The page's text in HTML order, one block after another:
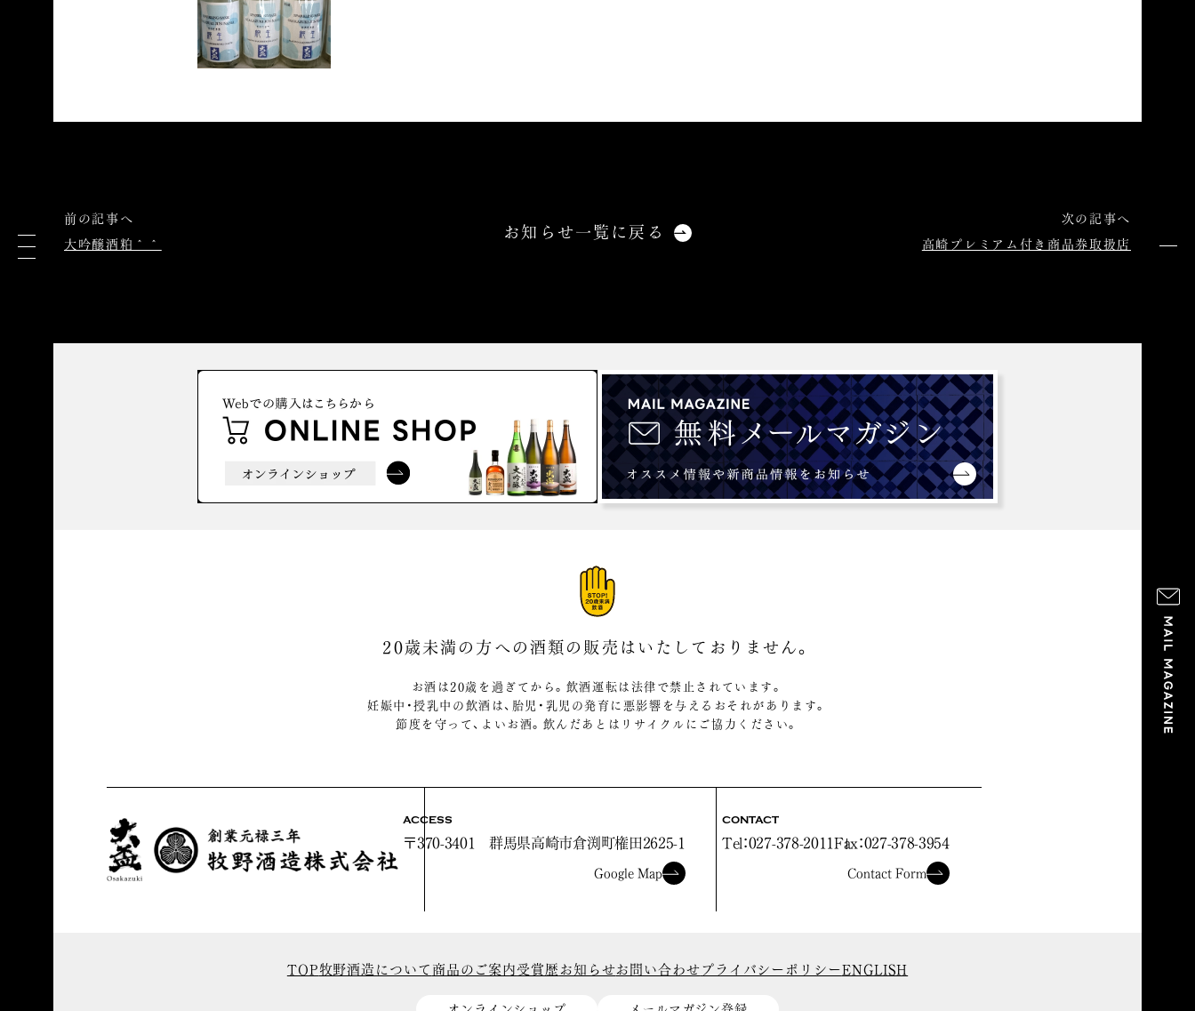
前の記事へ
大吟醸酒粕＾＾
お知らせ一覧に戻る
次の記事へ
高崎プレミアム付き商品券取扱店
20歳未満の方への酒類の販売は いたしておりません。
お酒は20歳を過ぎてから。飲酒運転は法律で禁止されています。
妊娠中・授乳中の飲酒は、胎児・乳児の発育に悪影響を与えるおそれがあります。
節度を守って、よいお酒。飲んだあとはリサイクルにご協力ください。
ACCESS
〒370-3401 群馬県高崎市倉渕町権田2625-1
Google Map
CONTACT
Tel：027-378-2011 Fax：027-378-3954
Contact Form
TOP 牧野酒造について 商品のご案内受賞歴 お知らせお問い合わせ プライバシーポリシーENGLISH